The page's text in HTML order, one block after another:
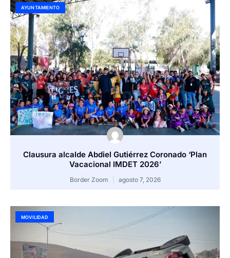
AYUNTAMIENTO
Clausura alcalde Abdiel Gutiérrez Coronado ‘Plan
Vacacional IMDET 2026’
Border Zoom agosto 7, 2026
MOVILIDAD